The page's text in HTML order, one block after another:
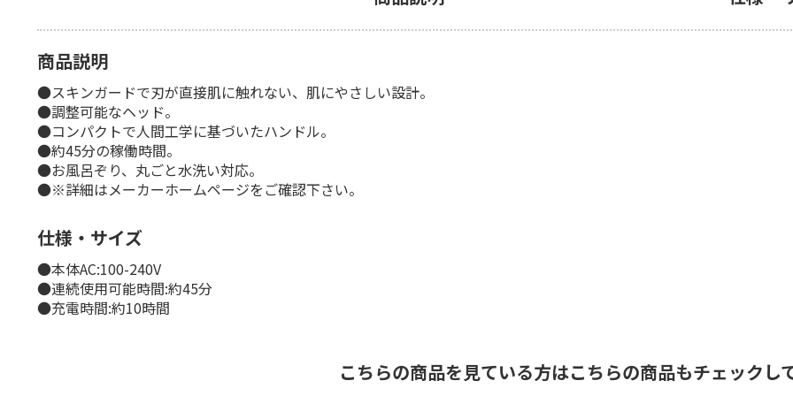
商品説明
●スキンガードで刃が直接肌に触れない、肌にやさしい設計。
●調整可能なヘッド。
●コンパクトで人間工学に基づいたハンドル。
●約45分の稼働時間。
●お風呂ぞり、丸ごと水洗い対応。
●※詳細はメーカーホームページをご確認下さい。
仕様・サイズ
●本体AC:100-240V
●連続使用可能時間:約45分
●充電時間:約10時間
こちらの商品を見ている方はこちらの商品もチェックし